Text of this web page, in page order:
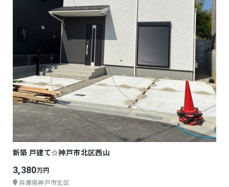
新築 戸建て☆神戸市北区西山
3,380万円
兵庫県神戸市北区